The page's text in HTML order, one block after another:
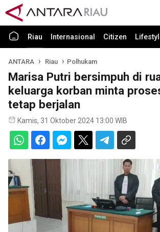
Riau Internasional Citizen
ANTARA Riau Polhukam
Marisa Putri bersimpuh di
keluarga korban minta
tetap berjalan
Kamis, 31 Oktober 2024 13:00 WIB